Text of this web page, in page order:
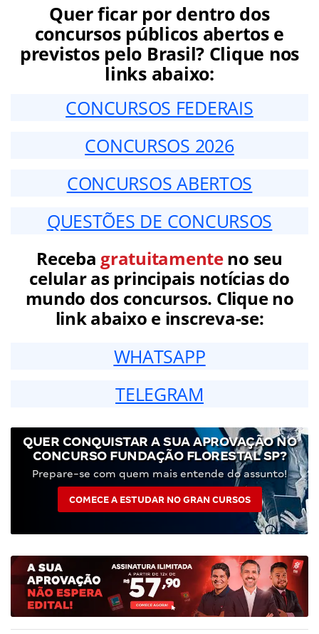
Quer ficar por dentro dos
concursos públicos abertos e
previstos pelo Brasil? Clique nos
links abaixo:
CONCURSOS FEDERAIS
CONCURSOS 2026
CONCURSOS ABERTOS
QUESTÕES DE CONCURSOS
Receba gratuitamenteno seu
celular as principais notícias do
mundo dos concursos. Clique no
link abaixo e inscreva-se:
WHATSAPP
TELEGRAM
QUER CONQUISTAR A SUA APROVAÇÃO NO
CONCURSO FUNDAÇÃO FLORESTAL SP?
Prepare-se com quem mais entende do assunto!
COMECE A ESTUDAR NO GRAN CURSOS